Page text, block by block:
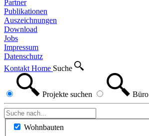
Partner
Publikationen
Auszeichnungen
Download
Jobs
Impressum
Datenschutz
Kontakt Home Suche
Projekte suchen Büro
Wohnbauten